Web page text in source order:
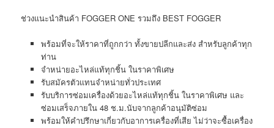
ช่วงแนะนำสินค้า FOGGER ONE รวมถึง BEST FOGGER
พร้อมที่จะให้ราคาที่ถูกกว่า ทั้งขายปลีกและส่ง สำหรับลูกค้าทุก
ท่าน
จำหน่ายอะไหล่แท้ทุกชิ้น ในราคาพิเศษ
รับสมัครตัวแทนจำหน่ายทั่วประเทศ
รับบริการซ่อมเครื่องด้วยอะไหล่แท้ทุกชิ้น ในราคาพิเศษ และ
ซ่อมเสร็จภายใน 48 ช.ม.นับจากลูกค้าอนุมัติซ่อม
พร้อมให้คำปรึกษาเกี่ยวกับอาการเครื่องที่เสีย ไม่ว่าจะซื้อเครื่อง